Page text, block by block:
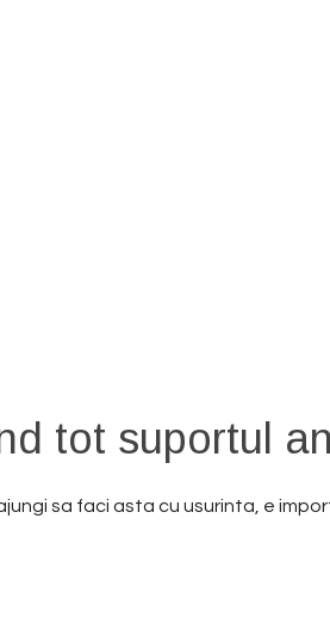
tot suportul
sa faci asta cu usurinta, e